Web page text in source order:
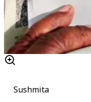
Sushmita